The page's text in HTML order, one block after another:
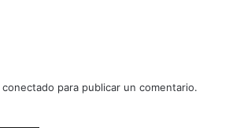
conectado para publicar un comentario.